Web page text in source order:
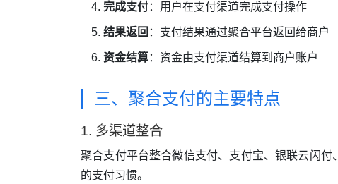
完成支付：用户在支付渠道完成支付操作
结果返回 ：支付结果通过聚合平台返回给商户
资金结算：资金由支付渠道结算到商户账户
三、聚合支付的主要特点
1. 多渠道整合
聚合支付平台整合微信支付、支付宝、银联云闪
的支付习惯。